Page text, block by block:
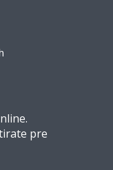
pre